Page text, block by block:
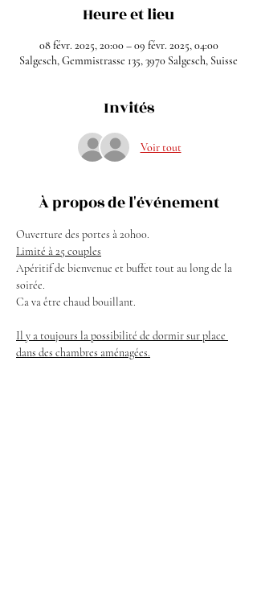
Heure et lieu
08 févr. 2025, 20:00 – 09 févr. 2025, 04:00
Salgesch, Gemmistrasse 135, 3970 Salgesch, Suisse
Invités
Voir tout
À propos de l'événement
Ouverture des portes à 20h00.
Limité à 25 couples
Apéritif de bienvenue et buffet tout au long de la
soirée.
Ca va être chaud bouillant.
Il y a toujours la possibilité de dormir sur place
dans des chambres aménagées.